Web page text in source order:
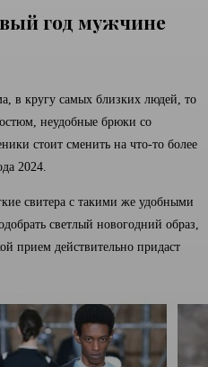
год мужчине
в кругу самых близких людей, то
неудобные брюки со
стоит сменить на что-то более
2024.
свитера с такими же удобными
светлый новогодний образ,
прием действительно придаст